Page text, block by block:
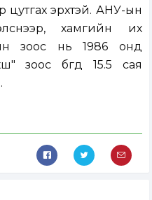
цутгах эрхтэй. АНУ-ын
хамгийн их
зоос нь 1986 онд
зоос бөгөөд 15.5 сая